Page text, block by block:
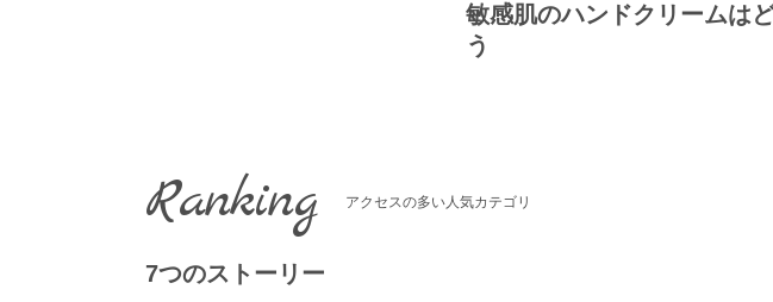
敏感肌のハンドクリームは
う
Ranking アクセスの多い人気カテゴリ
7つのストーリー